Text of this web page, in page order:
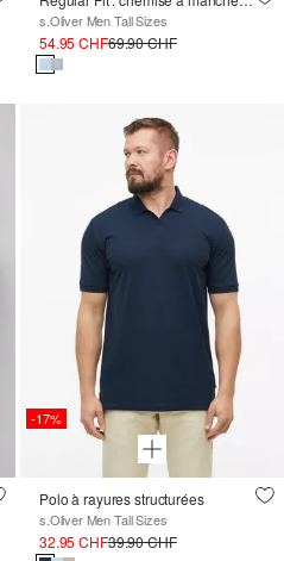
s.Oliver Men Tall Sizes
54.95 CHF69.90 CHF
-17%
Polo à rayures structurées
s.Oliver Men Tall Sizes
32.95 CHF39.90 CHF